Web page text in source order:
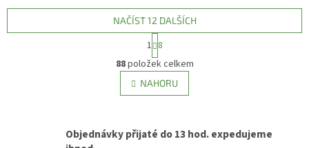
vlastnosti díky dvojité stěně
nápoje. Víčka nabízíme rovné
nebo...
O
v
l
á
c
NAČÍST 12 DALŠÍCH
t
r
á
n
k
á
1 8
88položek celkem
NAHORU
Objednávky přijaté do 13 hod. expedujeme